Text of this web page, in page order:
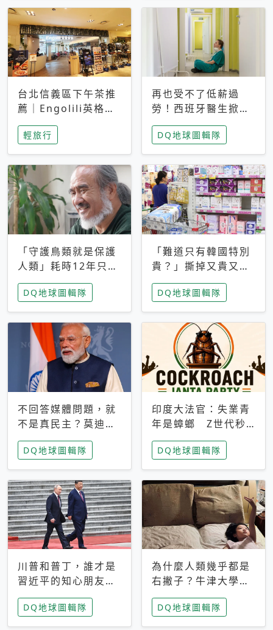
台北信義區下午茶推
薦｜Engolili英格莉
莉統一時代店，花園
秘境雙人套餐必拍熔
岩鬆餅塔
輕旅行
再也受不了低薪過
勞！西班牙醫生掀罷
工潮、近四成護理師
想離職 但外國醫生
能解決問題嗎？
DQ地球圖輯隊
「守護鳥類就是保護
人類」耗時12年只為
追尋台灣最稀有的猛
禽 專訪《飛吧！熊
鷹》導演梁皆得
DQ地球圖輯隊
「難道只有韓國特別
貴？」撕掉又貴又難
用標籤，南韓2026推
公共衛生棉全面免費
DQ地球圖輯隊
不回答媒體問題，就
不是真民主？莫迪訪
歐拒回答問題 挪威
記者：你怕什麼
DQ地球圖輯隊
印度大法官：失業青
年是蟑螂 Z世代秒
成立「蟑螂人民
黨」，追蹤數是執政
黨兩倍
DQ地球圖輯隊
川普和普丁，誰才是
習近平的知心朋友？
專家：外交話語權掌
握在北京手中
DQ地球圖輯隊
為什麼人類幾乎都是
右撇子？牛津大學：
直立行走、腦容量擴
張成演化關鍵
DQ地球圖輯隊